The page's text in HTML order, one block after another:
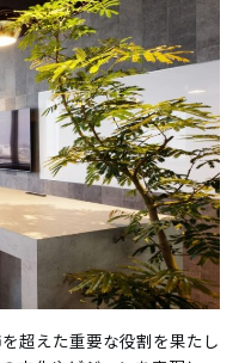
超えた重要な役割を果たし